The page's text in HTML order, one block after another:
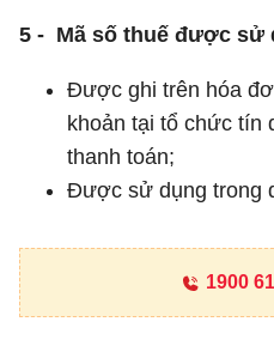
5 - Mã số thuế được sử
Được ghi trên hóa
khoản tại tổ chức tín
thanh toán;
Được sử dụng trong
1900